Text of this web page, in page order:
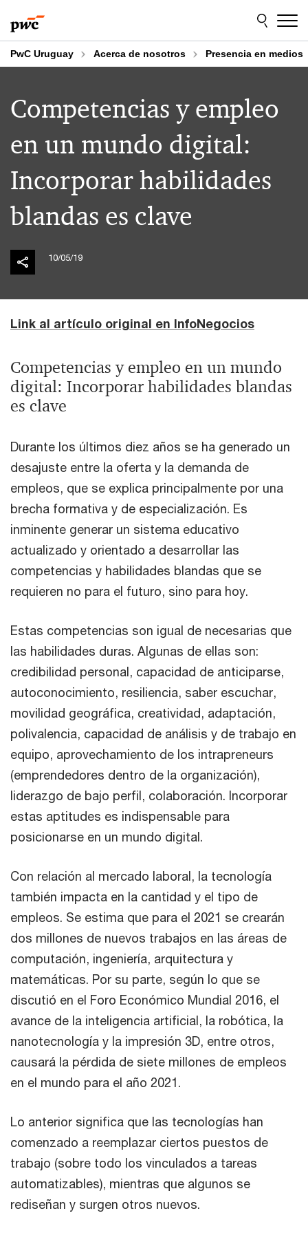
to
content
to
footer
PwC Uruguay Acerca de nosotros Presencia en medios
Competencias y empleo
en un mundo digital:
Incorporar habilidades
blandas es clave
10/05/19
Link al artículo original en InfoNegocios
Competencias y empleo en un mundo
digital: Incorporar habilidades blandas
es clave
Durante los últimos diez años se ha generado un
desajuste entre la oferta y la demanda de
empleos, que se explica principalmente por una
brecha formativa y de especialización. Es
inminente generar un sistema educativo
actualizado y orientado a desarrollar las
competencias y habilidades blandas que se
requieren no para el futuro, sino para hoy.
Estas competencias son igual de necesarias que
las habilidades duras. Algunas de ellas son:
credibilidad personal, capacidad de anticiparse,
autoconocimiento, resiliencia, saber escuchar,
movilidad geográfica, creatividad, adaptación,
polivalencia, capacidad de análisis y de trabajo en
equipo, aprovechamiento de los intrapreneurs
(emprendedores dentro de la organización),
liderazgo de bajo perfil, colaboración. Incorporar
estas aptitudes es indispensable para
posicionarse en un mundo digital.
Con relación al mercado laboral, la tecnología
también impacta en la cantidad y el tipo de
empleos. Se estima que para el 2021 se crearán
dos millones de nuevos trabajos en las áreas de
computación, ingeniería, arquitectura y
matemáticas. Por su parte, según lo que se
discutió en el Foro Económico Mundial 2016, el
avance de la inteligencia artificial, la robótica, la
nanotecnología y la impresión 3D, entre otros,
causará la pérdida de siete millones de empleos
en el mundo para el año 2021.
Lo anterior significa que las tecnologías han
comenzado a reemplazar ciertos puestos de
trabajo (sobre todo los vinculados a tareas
automatizables), mientras que algunos se
rediseñan y surgen otros nuevos.